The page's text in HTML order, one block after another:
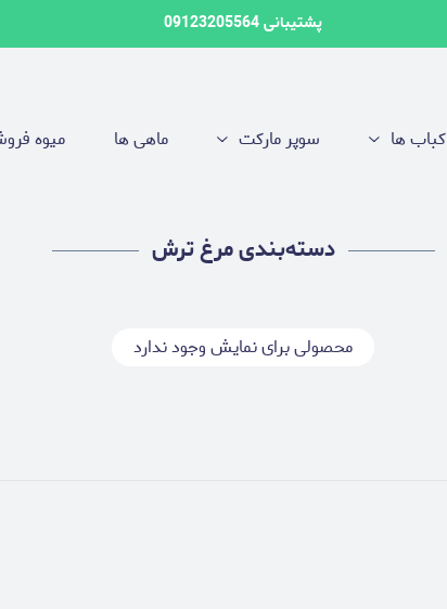
پشتیبانی 09123205564
کباب ها سوپر مارکت ماهی ها میوه
دسته‌بندی مرغ ترش
محصولی برای نمایش وجود ندارد